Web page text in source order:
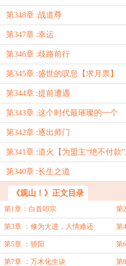
第348章 :战道尊
第347章 :幸运
第346章 :歧路前行
第345章 :盛世的叹息【求月票】
第344章 :提前遭遇
第343章 :这个时代最璀璨的一个
第342章 :逐出师门
第341章 :道火【为盟主“绝不付款”
第340章 :长生之道
《观山！》正文目录
第1章：白首叩宗 第
第3章 ：修为大进，人情难还 第
第5章 ：骄阳 第
第7章 ：万木化生诀 第